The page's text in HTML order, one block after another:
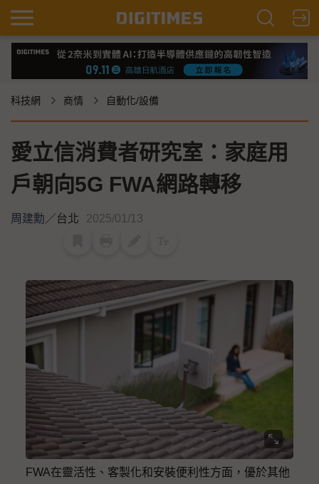
科技網 商情 自動化/設備
愛立信消費者研究室：家庭用
戶朝向5G FWA網路轉移
周建勳／台北 2025/01/13
FWA在靈活性、客製化和安裝便利性方面，優於其他